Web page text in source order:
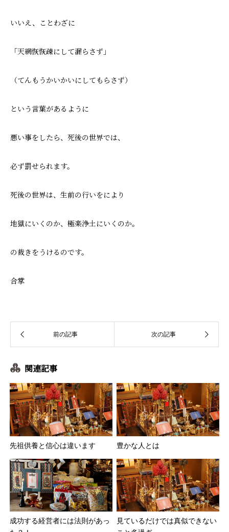
いいえ、ことわざに
「天網恢恢疎にして漏らさず」
（てんもうかいかいにしてもらさず）
という言葉があるように
悪い事をしたら、死後の世界では、
必ず罰せられます。
死後の世界は、生前の行いをにより
地獄にいくのか、極楽浄土にいくのか。
の裁きをうけるのです。
合掌
関連記事
先祖供養と信心は違います 豊かな人とは
成功する経営者には法則があっ
見ているだけでは真似できない